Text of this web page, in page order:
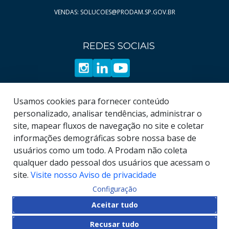
Página
18
Página
19
Página
36
Página
38
Página
39
Página
40
Página
42
Página
43
Página
44
Página
45
VENDAS: SOLUCOES@PRODAM.SP.GOV.BR
REDES SOCIAIS
2026, Empresa de Tecnologia da
Informação e Comunicação do Município de São
Usamos cookies para fornecer conteúdo
personalizado, analisar tendências, administrar o
site, mapear fluxos de navegação no site e coletar
informações demográficas sobre nossa base de
usuários como um todo. A Prodam não coleta
qualquer dado pessoal dos usuários que acessam o
site. Visite nosso Aviso de privacidade
Configuração
Aceitar tudo
Recusar tudo